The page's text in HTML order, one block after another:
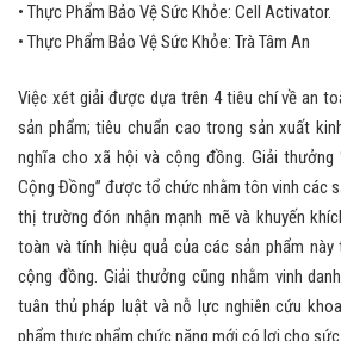
• Thực Phẩm Bảo Vệ Sức Khỏe: Cell Activator.
• Thực Phẩm Bảo Vệ Sức Khỏe: Trà Tâm An
Việc xét giải được dựa trên 4 tiêu chí về an
sản phẩm; tiêu chuẩn cao trong sản xuất
nghĩa cho xã hội và cộng đồng. Giải thưởng
Cộng Đồng” được tổ chức nhằm tôn vinh các
thị trường đón nhận mạnh mẽ và khuyến
toàn và tính hiệu quả của các sản phẩm
cộng đồng. Giải thưởng cũng nhằm vinh
tuân thủ pháp luật và nỗ lực nghiên cứu